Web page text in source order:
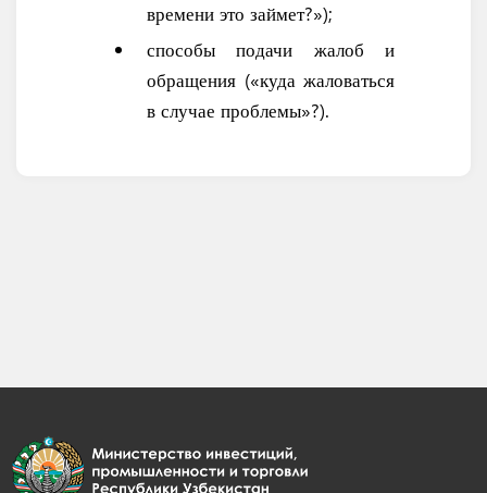
времени это займет?»);
способы подачи жалоб и
обращения («куда жаловаться
в случае проблемы»?).